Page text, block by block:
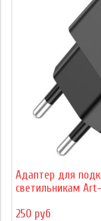
Адаптер для
светильникам
250 руб